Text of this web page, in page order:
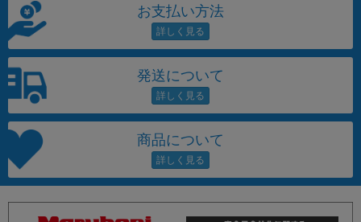
お支払い方法
発送について
商品について